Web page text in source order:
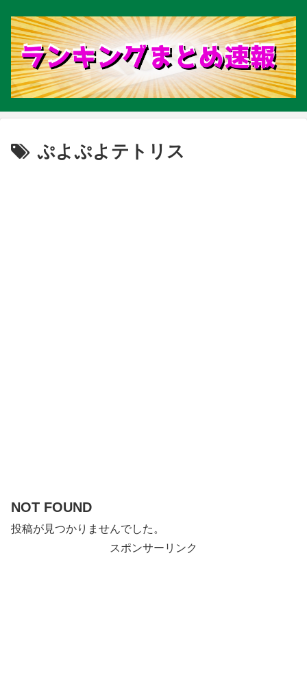
ぷよぷよテトリス
NOT FOUND
投稿が見つかりませんでした。
スポンサーリンク